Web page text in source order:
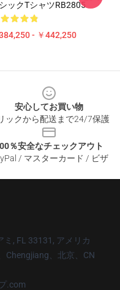
ックTシャツRB2805
- ￥442,250
安心してお買い物
ックから配送まで24/7保護
％安全なチェックアウト
/ マスターカード / ビザ
ミ, FL 33131, アメリカ
Chengjiang、北京、CN
.com